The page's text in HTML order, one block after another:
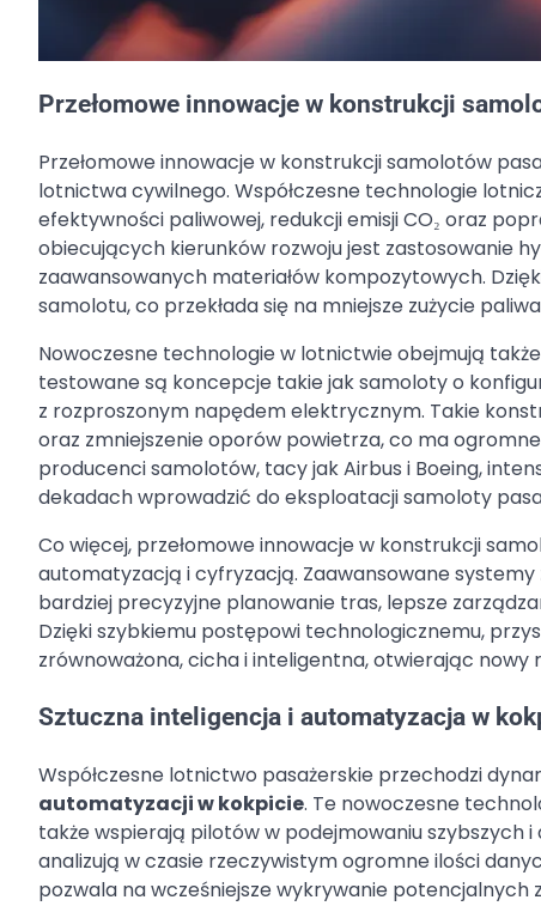
Przełomowe innowacje w konstrukcji
Przełomowe innowacje w konstrukcji samolotów
lotnictwa cywilnego. Współczesne technologie
efektywności paliwowej, redukcji emisji CO₂ oraz
obiecujących kierunków rozwoju jest zastosowanie
zaawansowanych materiałów kompozytowych.
samolotu, co przekłada się na mniejsze zużycie
Nowoczesne technologie w lotnictwie obejmują
testowane są koncepcje takie jak samoloty o
z rozproszonym napędem elektrycznym. Takie
oraz zmniejszenie oporów powietrza, co ma
producenci samolotów, tacy jak Airbus i Boeing,
dekadach wprowadzić do eksploatacji samoloty
Co więcej, przełomowe innowacje w konstrukcji
automatyzacją i cyfryzacją. Zaawansowane
bardziej precyzyjne planowanie tras, lepsze
Dzięki szybkiemu postępowi technologicznemu,
zrównoważona, cicha i inteligentna, otwierając nowy
Sztuczna inteligencja i automatyzacja w
Współczesne lotnictwo pasażerskie przechodzi
automatyzacji w kokpicie. Te nowoczesne
także wspierają pilotów w podejmowaniu szybszych
analizują w czasie rzeczywistym ogromne ilości
pozwala na wcześniejsze wykrywanie potencjalnych